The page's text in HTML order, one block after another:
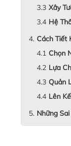
Xây
Hệ
Cách Tiết
Chọn
Lựa
Quản
Lên
Những